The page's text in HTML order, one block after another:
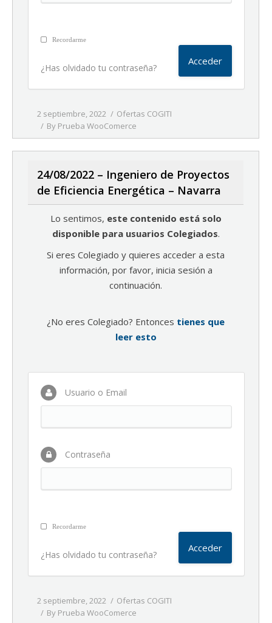
Recordarme
¿Has olvidado tu contraseña?
2 septiembre, 2022
Ofertas COGITI
By Prueba WooComerce
24/08/2022 – Ingeniero de Proyectos
de Eficiencia Energética – Navarra
Lo sentimos, este contenido está solo
disponible para usuarios Colegiados.
Si eres Colegiado y quieres acceder a esta
información, por favor, inicia sesión a
continuación.
¿No eres Colegiado? Entonces tienes que
leer esto
Usuario o Email
Contraseña
Recordarme
¿Has olvidado tu contraseña?
2 septiembre, 2022
Ofertas COGITI
By Prueba WooComerce